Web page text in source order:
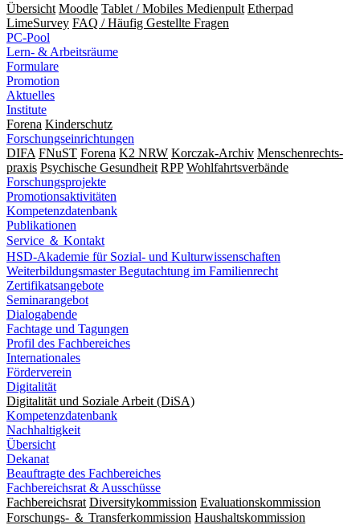
Übersicht Moodle Tablet / Mobiles Medienpult Etherpad
LimeSurvey FAQ / Häufig Gestellte Fragen
PC-Pool
Lern- & Arbeitsräume
Formulare
Promotion
Aktuelles
Institute
Forena Kinderschutz
Forschungseinrichtungen
DIFA FNuST Forena K2 NRW Korczak-Archiv Men­schen­rechts­
praxis Psy­chische Gesund­heit RPP Wohlfahrts­verbände
Forschungsprojekte
Promotionsaktivitäten
Kompetenzdatenbank
Publikationen
Service ＆ Kontakt
HSD-Akademie für Sozial- und Kulturwissenschaften
Weiterbildungsmaster Begutachtung im Familienrecht
Zertifikatsangebote
Seminarangebot
Dialogabende
Fachtage und Tagungen
Profil des Fachbereiches
Internationales
Förderverein
Digitalität
Digitalität und Soziale Arbeit (DiSA)
Kompetenzdatenbank
Nachhaltigkeit
Übersicht
Dekanat
Beauftragte des Fachbereiches
Fachbereichsrat & Ausschüsse
Fachbereichsrat Diversitykommission Evaluationskommission
Forschungs- ＆ Transferkommission Haushaltskommission